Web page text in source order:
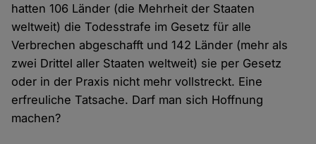
hatten 106 Länder (die Mehrheit der Staaten
weltweit) die Todesstrafe im Gesetz für alle
Verbrechen abgeschafft und 142 Länder (mehr als
zwei Drittel aller Staaten weltweit) sie per Gesetz
oder in der Praxis nicht mehr vollstreckt. Eine
erfreuliche Tatsache. Darf man sich Hoffnung
machen?